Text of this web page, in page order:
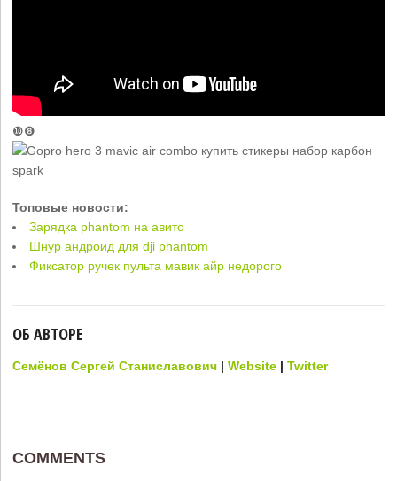
❿❽
Топовые новости:
Зарядка phantom на авито
Шнур андроид для dji phantom
Фиксатор ручек пульта мавик айр недорого
ОБ АВТОРЕ
Семёнов Сергей Станиславович |Website |Twitter
COMMENTS